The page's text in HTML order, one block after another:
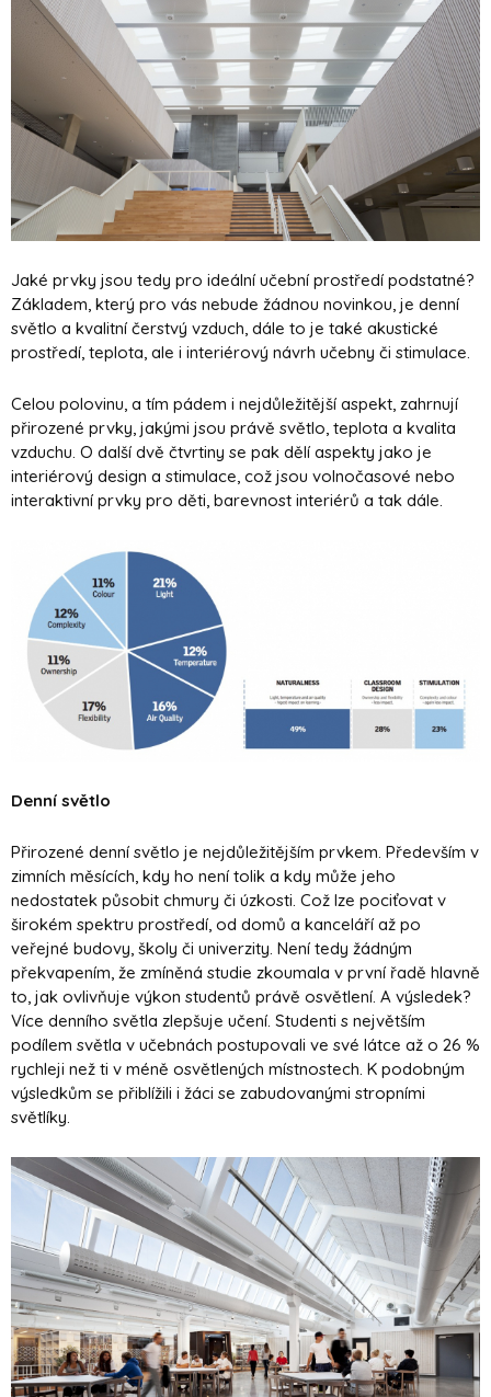
Jaké prvky jsou tedy pro ideální učební prostředí podstatné?
Základem, který pro vás nebude žádnou novinkou, je denní
světlo a kvalitní čerstvý vzduch, dále to je také akustické
prostředí, teplota, ale i interiérový návrh učebny či stimulace.
Celou polovinu, a tím pádem i nejdůležitější aspekt, zahrnují
přirozené prvky, jakými jsou právě světlo, teplota a kvalita
vzduchu. O další dvě čtvrtiny se pak dělí aspekty jako je
interiérový design a stimulace, což jsou volnočasové nebo
interaktivní prvky pro děti, barevnost interiérů a tak dále.
Denní světlo
Přirozené denní světlo je nejdůležitějším prvkem. Především v
zimních měsících, kdy ho není tolik a kdy může jeho
nedostatek působit chmury či úzkosti. Což lze pociťovat v
širokém spektru prostředí, od domů a kanceláří až po
veřejné budovy, školy či univerzity. Není tedy žádným
překvapením, že zmíněná studie zkoumala v první řadě hlavně
to, jak ovlivňuje výkon studentů právě osvětlení. A výsledek?
Více denního světla zlepšuje učení. Studenti s největším
podílem světla v učebnách postupovali ve své látce až o 26 %
rychleji než ti v méně osvětlených místnostech. K podobným
výsledkům se přiblížili i žáci se zabudovanými stropními
světlíky.